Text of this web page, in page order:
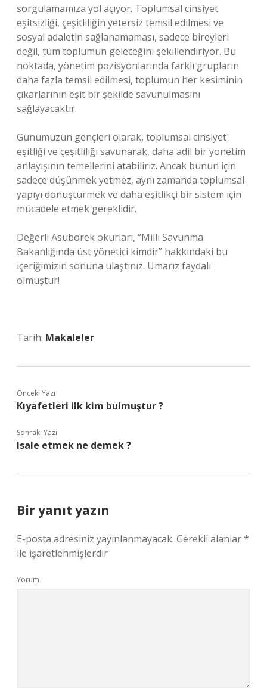
sorgulamamıza yol açıyor. Toplumsal cinsiyet
eşitsizliği, çeşitliliğin yetersiz temsil edilmesi ve
sosyal adaletin sağlanamaması, sadece bireyleri
değil, tüm toplumun geleceğini şekillendiriyor. Bu
noktada, yönetim pozisyonlarında farklı grupların
daha fazla temsil edilmesi, toplumun her kesiminin
çıkarlarının eşit bir şekilde savunulmasını
sağlayacaktır.
Günümüzün gençleri olarak, toplumsal cinsiyet
eşitliği ve çeşitliliği savunarak, daha adil bir yönetim
anlayışının temellerini atabiliriz. Ancak bunun için
sadece düşünmek yetmez, aynı zamanda toplumsal
yapıyı dönüştürmek ve daha eşitlikçi bir sistem için
mücadele etmek gereklidir.
Değerli Asuborek okurları, “Milli Savunma
Bakanlığında üst yönetici kimdir” hakkındaki bu
içeriğimizin sonuna ulaştınız. Umarız faydalı
olmuştur!
Tarih: Makaleler
Önceki Yazı
Kıyafetleri ilk kim bulmuştur ?
Sonraki Yazı
Isale etmek ne demek ?
Bir yanıt yazın
E-posta adresiniz yayınlanmayacak. Gerekli alanlar*
ile işaretlenmişlerdir
Yorum